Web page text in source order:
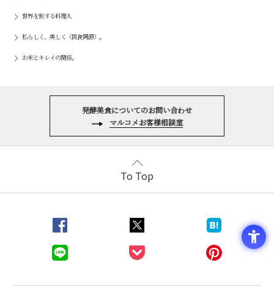
世界を旅する料理人
私らしく、美しく（医食同源）。
お米とキレイの関係。
発酵美食についてのお問い合わせ
マルコメお客様相談室
To Top